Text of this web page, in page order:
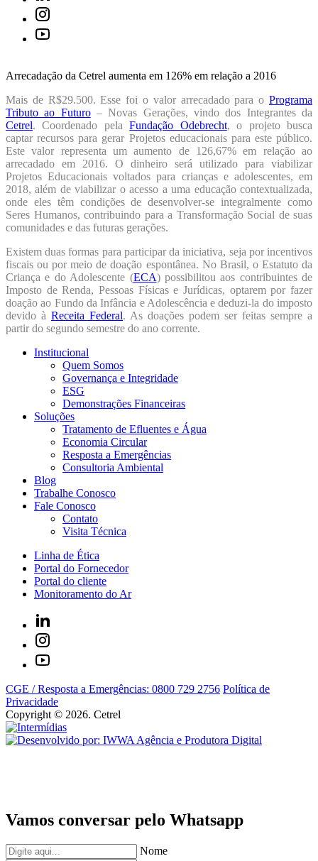
Arrecadação da Cetrel aumenta em 126% em relação a 2016
Mais de R$29.500. Esse foi o valor arrecadado para o Programa
Tributo ao Futuro– Novas Gerações, vindo dos Integrantes da
Cetrel. Coordenado pelaFundação Odebrecht, o projeto busca
captar recursos para gerar Projetos educacionais para este público.
Este valor representa um aumento de 126,67% em relação ao
arrecadado em 2016. O dinheiro será utilizado para viabilizar
Projetos Educacionais voltados para crianças e adolescentes, em
2018, além de viabilizar o acesso a uma educação contextualizada,
onde eles têm condições de desenvolver-se integralmente como
Seres Humanos, contribuindo para a Transformação Social de suas
comunidades e das futuras gerações.
Existem duas formas para participar da iniciativa, seja por incentivos
fiscais ou por meio de doação espontânea. No Brasil, o Estatuto da
Criança e do Adolescente (ECA) possibilitou aos contribuintes de
Imposto de Renda, Pessoas Físicas e Jurídicas, optarem por fazer
doação ao Fundo da Infância e Adolescência e deduzi-la do imposto
devido à Receita Federal. As doações podem ser feitas sempre a
partir do segundo semestre do ano corrente.
Institucional
Quem Somos
Governança e Integridade
ESG
Demonstrações Financeiras
Soluções
Tratamento de Efluentes e Água
Economia Circular
Resposta a Emergências
Consultoria Ambiental
Blog
Trabalhe Conosco
Fale Conosco
Contato
Visita Técnica
Linha de Ética
Portal do Fornecedor
Portal do cliente
Monitoramento do Ar
CGE / Resposta a Emergências: 0800 729 2756 Política de
Privacidade
Copyright © 2026. Cetrel
Vamos conversar pelo Whatsapp
Nome